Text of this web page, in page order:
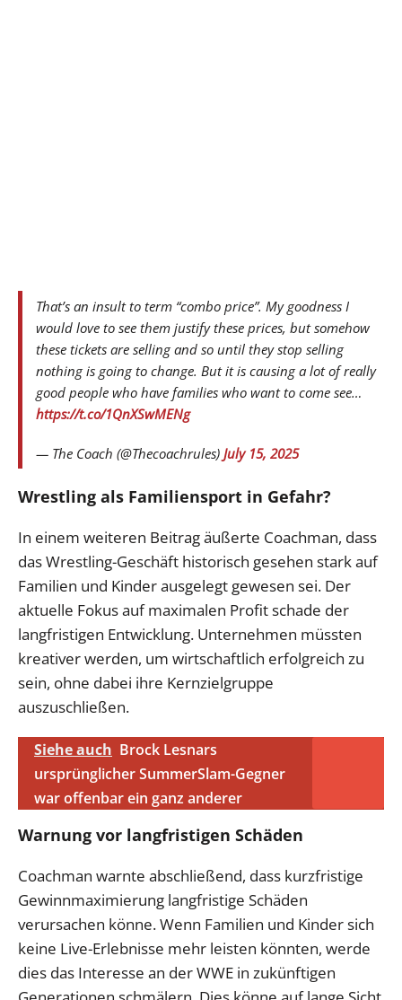
That’s an insult to term “combo price”. My goodness I
would love to see them justify these prices, but somehow
these tickets are selling and so until they stop selling
nothing is going to change. But it is causing a lot of really
good people who have families who want to come see…
https://t.co/1QnXSwMENg
— The Coach (@Thecoachrules) July 15, 2025
Wrestling als Familiensport in Gefahr?
In einem weiteren Beitrag äußerte Coachman, dass
das Wrestling-Geschäft historisch gesehen stark auf
Familien und Kinder ausgelegt gewesen sei. Der
aktuelle Fokus auf maximalen Profit schade der
langfristigen Entwicklung. Unternehmen müssten
kreativer werden, um wirtschaftlich erfolgreich zu
sein, ohne dabei ihre Kernzielgruppe
auszuschließen.
Siehe auch Brock Lesnars
ursprünglicher SummerSlam-Gegner
war offenbar ein ganz anderer
Warnung vor langfristigen Schäden
Coachman warnte abschließend, dass kurzfristige
Gewinnmaximierung langfristige Schäden
verursachen könne. Wenn Familien und Kinder sich
keine Live-Erlebnisse mehr leisten könnten, werde
dies das Interesse an der WWE in zukünftigen